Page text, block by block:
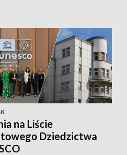
na Liście
Dziedzictwa